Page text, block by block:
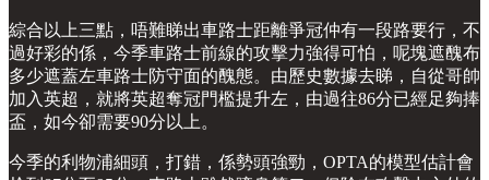
綜合以上三點，唔難睇出車路士距離爭冠仲有一段路要行，不
過好彩的係，今季車路士前線的攻擊力強得可怕，呢塊遮醜布
多少遮蓋左車路士防守面的醜態。由歷史數據去睇，自從哥帥
加入英超，就將英超奪冠門檻提升左，由過往86分已經足夠捧
盃，如今卻需要90分以上。
今季的利物浦細頭，打錯，係勢頭強勁，OPTA的模型估計會